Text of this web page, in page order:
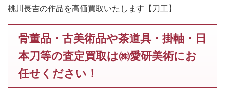
桃川長吉の作品を高価買取いたします【刀工】
骨董品・古美術品や茶道具・掛軸・日
本刀等の査定買取は㈱愛研美術にお
任せください！